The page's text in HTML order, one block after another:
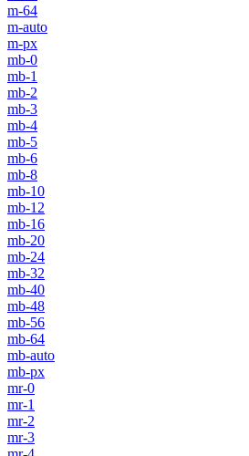
m-64
m-auto
m-px
mb-0
mb-1
mb-2
mb-3
mb-4
mb-5
mb-6
mb-8
mb-10
mb-12
mb-16
mb-20
mb-24
mb-32
mb-40
mb-48
mb-56
mb-64
mb-auto
mb-px
mr-0
mr-1
mr-2
mr-3